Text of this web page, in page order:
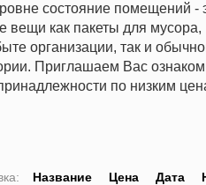
состояние помещений -
вещи как пакеты для мусора,
организации, так и
Приглашаем Вас
по низким
Название Цена Дата